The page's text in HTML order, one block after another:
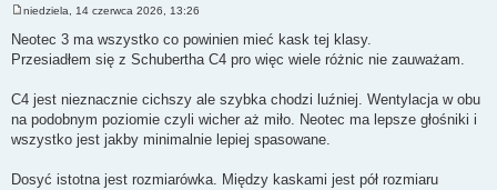
o
s
t
niedziela, 14 czerwca 2026, 13:26
Neotec 3 ma wszystko co powinien mieć kask tej klasy.
Przesiadłem się z Schubertha C4 pro więc wiele różnic nie zauważam.
C4 jest nieznacznie cichszy ale szybka chodzi luźniej. Wentylacja w obu
na podobnym poziomie czyli wicher aż miło. Neotec ma lepsze głośniki i
wszystko jest jakby minimalnie lepiej spasowane.
Dosyć istotna jest rozmiarówka. Między kaskami jest pół rozmiaru